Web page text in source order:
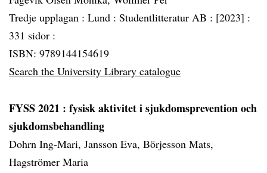
Tredje upplagan : Lund : Studentlitteratur AB : [2023] :
331 sidor :
ISBN: 9789144154619
Search the University Library catalogue
FYSS 2021 : fysisk aktivitet i sjukdomsprevention och
sjukdomsbehandling
Dohrn Ing-Mari, Jansson Eva, Börjesson Mats,
Hagströmer Maria